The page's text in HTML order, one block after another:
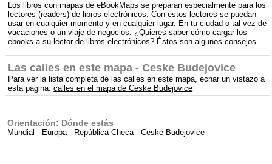
Los libros con mapas de eBookMaps se preparan especialmente para los
lectores (readers) de libros electrónicos. Con estos lectores se puedan
usar en cualquier momento y en cualquier lugar. En tu ciudad o tal vez de
vacaciones o un viaje de negocios. ¿Quieres saber cómo cargar los
ebooks a su lector de libros electrónicos? Éstos son algunos consejos.
Las calles en este mapa - Ceske Budejovice
Para ver la lista completa de las calles en este mapa, echar un vistazo a
esta página:calles en el mapa de Ceske Budejovice
Orientación: Dónde estás
Mundial - Europa- República Checa-Ceske Budejovice